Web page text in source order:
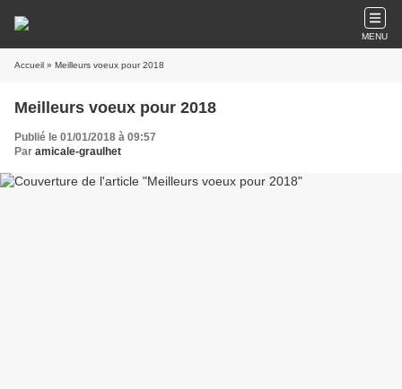
MENU
Accueil » Meilleurs voeux pour 2018
Meilleurs voeux pour 2018
Publié le 01/01/2018 à 09:57
Par amicale-graulhet